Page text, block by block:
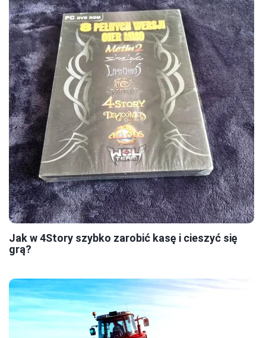
Jak w 4Story szybko zarobić kasę i cieszyć się
grą?